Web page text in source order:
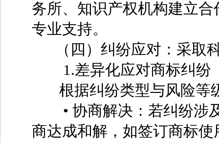
务所、知识产权机构建立
专业支持。
（四）纠纷应对：采取
1.差异化应对商标纠纷
根据纠纷类型与风险等
• 协商解决：若纠纷涉
商达成和解，如签订商标